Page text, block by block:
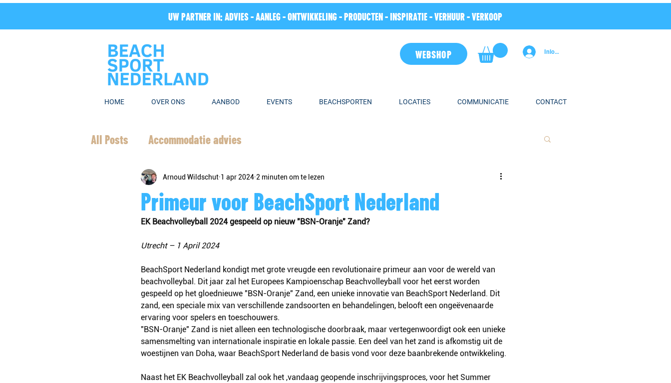
UW PARTNER IN: ADVIES - AANLEG - ONTWIKKELING - PRODUCTEN - INSPIRATIE - VERHUUR - VERKOOP
WEBSHOP Inloggen
HOME OVER ONS AANBOD EVENTS BEACHSPORTEN LOCATIES COMMUNICATIE CONTACT
All Posts Accommodatie advies
Primeur voor BeachSport Nederland
Arnoud Wildschut 1 apr 2024 2 minuten om te lezen
EK Beachvolleyball 2024 gespeeld op nieuw "BSN-Oranje" Zand?
Utrecht – 1 April 2024
BeachSport Nederland kondigt met grote vreugde een revolutionaire primeur aan voor de wereld van
beachvolleybal. Dit jaar zal het Europees Kampioenschap Beachvolleyball voor het eerst worden
gespeeld op het gloednieuwe "BSN-Oranje" Zand, een unieke innovatie van BeachSport Nederland. Dit
zand, een speciale mix van verschillende zandsoorten en behandelingen, belooft een ongeëvenaarde
ervaring voor spelers en toeschouwers.
"BSN-Oranje" Zand is niet alleen een technologische doorbraak, maar vertegenwoordigt ook een unieke
samensmelting van internationale inspiratie en lokale passie. Een deel van het zand is afkomstig uit de
woestijnen van Doha, waar BeachSport Nederland de basis vond voor deze baanbrekende ontwikkeling.
Naast het EK Beachvolleyball zal ook het ,vandaag geopende inschrijvingsproces, voor het Summer